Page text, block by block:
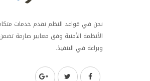
نحن في قواعد النظم نقدم خدمات
الأنظمة الأمنية وفق معايير صارمة
وبراعة في التنفيذ.